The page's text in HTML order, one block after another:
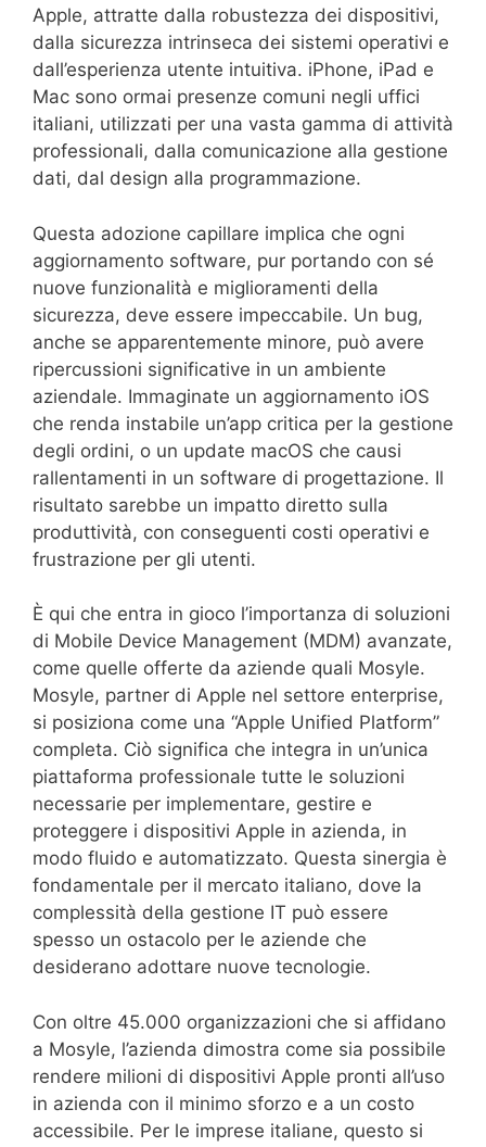
Apple, attratte dalla robustezza dei dispositivi,
dalla sicurezza intrinseca dei sistemi operativi e
dall’esperienza utente intuitiva. iPhone, iPad e
Mac sono ormai presenze comuni negli uffici
italiani, utilizzati per una vasta gamma di attività
professionali, dalla comunicazione alla gestione
dati, dal design alla programmazione.
Questa adozione capillare implica che ogni
aggiornamento software, pur portando con sé
nuove funzionalità e miglioramenti della
sicurezza, deve essere impeccabile. Un bug,
anche se apparentemente minore, può avere
ripercussioni significative in un ambiente
aziendale. Immaginate un aggiornamento iOS
che renda instabile un’app critica per la gestione
degli ordini, o un update macOS che causi
rallentamenti in un software di progettazione. Il
risultato sarebbe un impatto diretto sulla
produttività, con conseguenti costi operativi e
frustrazione per gli utenti.
È qui che entra in gioco l’importanza di soluzioni
di Mobile Device Management (MDM) avanzate,
come quelle offerte da aziende quali Mosyle.
Mosyle, partner di Apple nel settore enterprise,
si posiziona come una “Apple Unified Platform”
completa. Ciò significa che integra in un’unica
piattaforma professionale tutte le soluzioni
necessarie per implementare, gestire e
proteggere i dispositivi Apple in azienda, in
modo fluido e automatizzato. Questa sinergia è
fondamentale per il mercato italiano, dove la
complessità della gestione IT può essere
spesso un ostacolo per le aziende che
desiderano adottare nuove tecnologie.
Con oltre 45.000 organizzazioni che si affidano
a Mosyle, l’azienda dimostra come sia possibile
rendere milioni di dispositivi Apple pronti all’uso
in azienda con il minimo sforzo e a un costo
accessibile. Per le imprese italiane, questo si